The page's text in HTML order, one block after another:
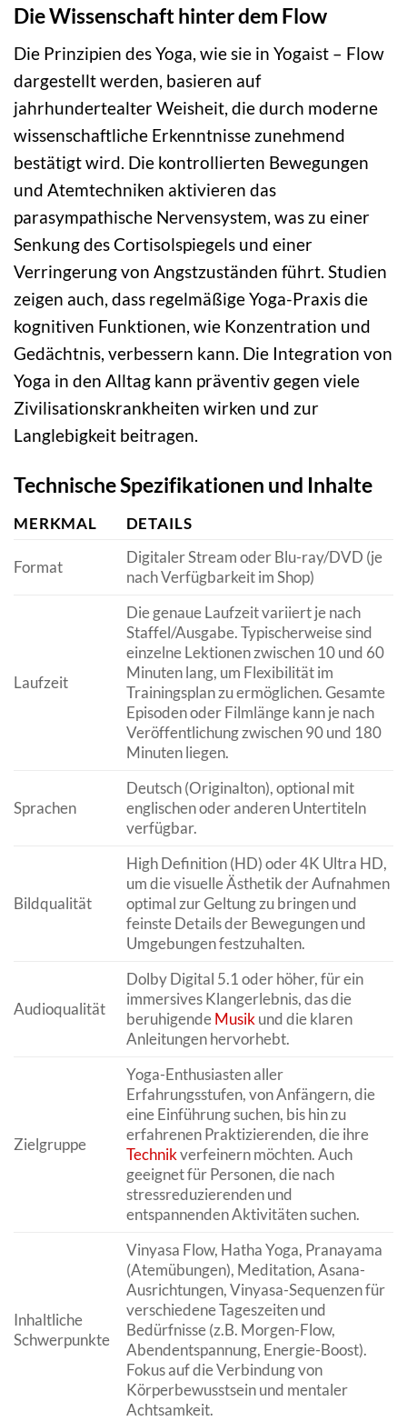
Die Wissenschaft hinter dem Flow
Die Prinzipien des Yoga, wie sie in Yogaist – Flow
dargestellt werden, basieren auf
jahrhundertealter Weisheit, die durch moderne
wissenschaftliche Erkenntnisse zunehmend
bestätigt wird. Die kontrollierten Bewegungen
und Atemtechniken aktivieren das
parasympathische Nervensystem, was zu einer
Senkung des Cortisolspiegels und einer
Verringerung von Angstzuständen führt. Studien
zeigen auch, dass regelmäßige Yoga-Praxis die
kognitiven Funktionen, wie Konzentration und
Gedächtnis, verbessern kann. Die Integration von
Yoga in den Alltag kann präventiv gegen viele
Zivilisationskrankheiten wirken und zur
Langlebigkeit beitragen.
Technische Spezifikationen und Inhalte
MERKMAL DETAILS
Format
Digitaler Stream oder Blu-ray/DVD (je
nach Verfügbarkeit im Shop)
Laufzeit
Die genaue Laufzeit variiert je nach
Staffel/Ausgabe. Typischerweise sind
einzelne Lektionen zwischen 10 und 60
Minuten lang, um Flexibilität im
Trainingsplan zu ermöglichen. Gesamte
Episoden oder Filmlänge kann je nach
Veröffentlichung zwischen 90 und 180
Minuten liegen.
Sprachen
Deutsch (Originalton), optional mit
englischen oder anderen Untertiteln
verfügbar.
Bildqualität
High Definition (HD) oder 4K Ultra HD,
um die visuelle Ästhetik der Aufnahmen
optimal zur Geltung zu bringen und
feinste Details der Bewegungen und
Umgebungen festzuhalten.
Audioqualität
Dolby Digital 5.1 oder höher, für ein
immersives Klangerlebnis, das die
beruhigendeMusikund die klaren
Anleitungen hervorhebt.
Zielgruppe
Yoga-Enthusiasten aller
Erfahrungsstufen, von Anfängern, die
eine Einführung suchen, bis hin zu
erfahrenen Praktizierenden, die ihre
Technikverfeinern möchten. Auch
geeignet für Personen, die nach
stressreduzierenden und
entspannenden Aktivitäten suchen.
Inhaltliche
Schwerpunkte
Vinyasa Flow, Hatha Yoga, Pranayama
(Atemübungen), Meditation, Asana-
Ausrichtungen, Vinyasa-Sequenzen für
verschiedene Tageszeiten und
Bedürfnisse (z.B. Morgen-Flow,
Abendentspannung, Energie-Boost).
Fokus auf die Verbindung von
Körperbewusstsein und mentaler
Achtsamkeit.